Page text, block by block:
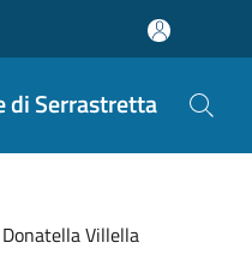
di Serrastretta
Donatella Villella